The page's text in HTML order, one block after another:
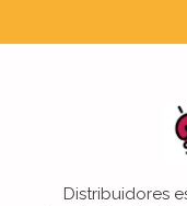
Distribuidores